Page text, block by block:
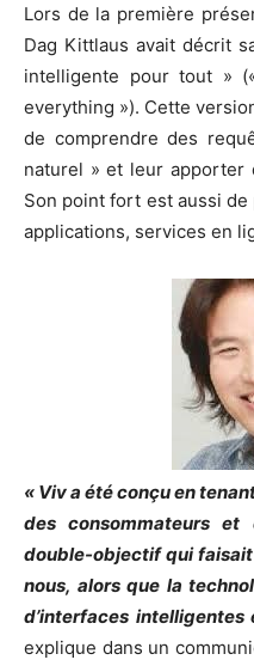
Lors de la première
Dag Kittlaus avait décrit
intelligente pour tout »
everything »). Cette
de comprendre des
naturel » et leur apporter
Son point fort est aussi de
applications, services en
« Viv a été conçu en
des consommateurs et
double-objectif qui
nous, alors que la
d’interfaces
explique dans un